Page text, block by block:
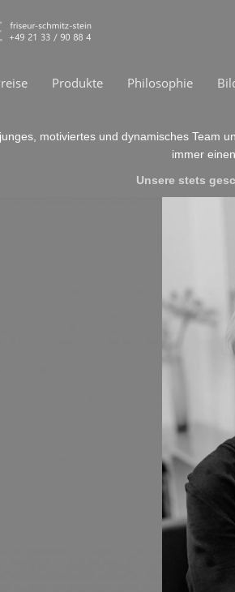
Produkte Philosophie
motiviertes und dynamisches Team
immer
Unsere stets